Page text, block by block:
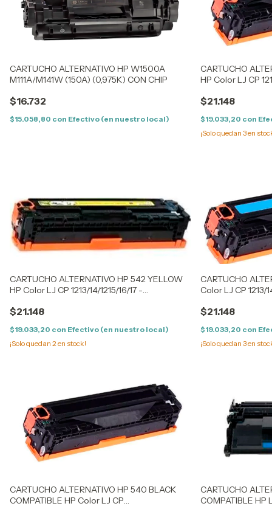
CARTUCHO ALTERNATIVO HP W1500A
M111A/M141W (150A) (0,975K) CON CHIP
$16.732
$15.058,80 con Efectivo (en nuestro local)
CARTUCHO
HP Color LJ CP
5050/8050 / 1411/
$21.148
$19.033,20 con
¡Solo quedan 3en
CARTUCHO ALTERNATIVO HP 542 YELLOW
HP Color LJ CP 1213/14/1215/16/17 -
5050/8050 / 1411/12/13/15/16/17/1
$21.148
$19.033,20 con Efectivo (en nuestro local)
¡Solo quedan 2 en stock!
CARTUCHO
Color LJ CP 1213/
5050/8050 / 1411/
$21.148
$19.033,20 con
¡Solo quedan 3en
CARTUCHO ALTERNATIVO HP 540 BLACK
COMPATIBLE HP Color LJ CP
CARTUCHO
COMPATIBLE